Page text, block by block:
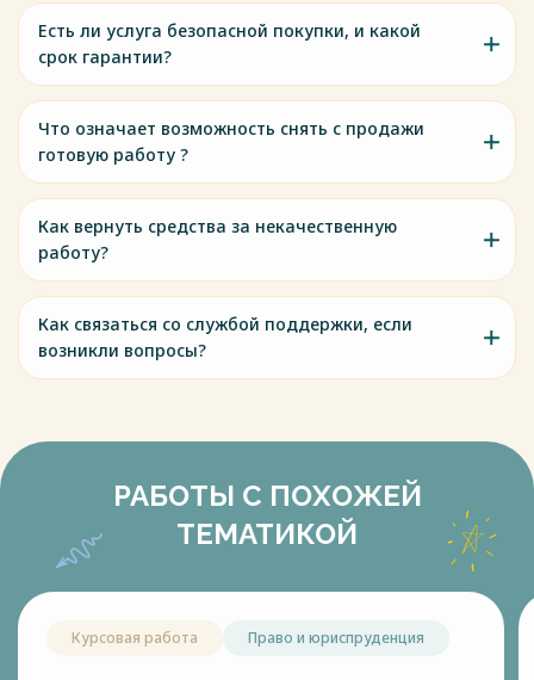
Есть ли услуга безопасной покупки, и какой
срок гарантии?
Что означает возможность снять с продажи
готовую работу ?
Как вернуть средства за некачественную
работу?
Как связаться со службой поддержки, если
возникли вопросы?
РАБОТЫ С ПОХОЖЕЙ
ТЕМАТИКОЙ
Курсовая работа Право и юриспруденция